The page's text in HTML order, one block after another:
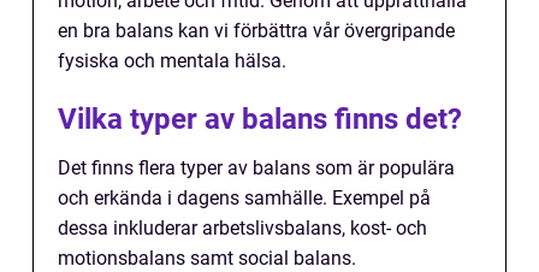
en bra balans kan vi förbättra vår övergripande
fysiska och mentala hälsa.
Vilka typer av balans finns det?
Det finns flera typer av balans som är populära
och erkända i dagens samhälle. Exempel på
dessa inkluderar arbetslivsbalans, kost- och
motionsbalans samt social balans.